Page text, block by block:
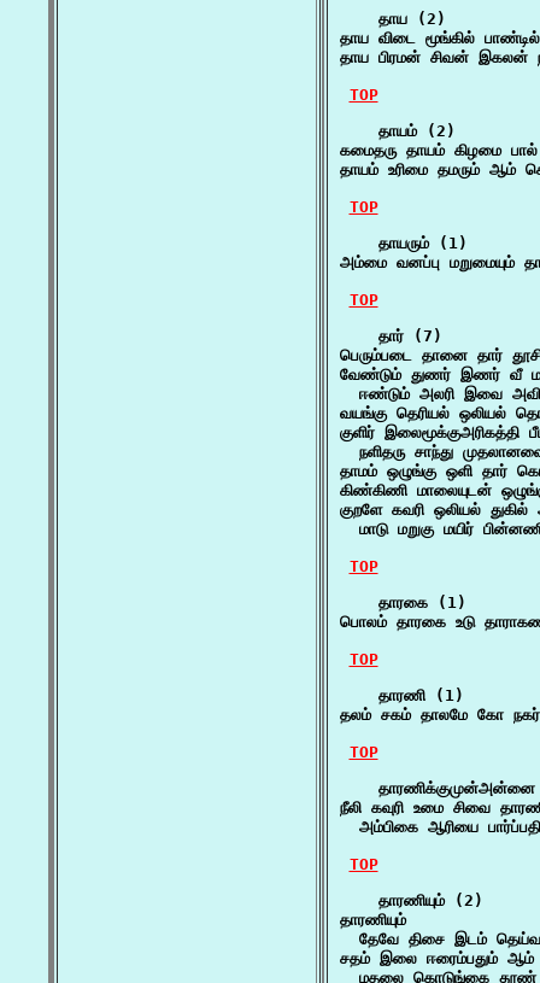
    தாய (2)
தாய விடை மூங்கில்
தாய பிரமன் சிவன்
TOP
    தாயம் (2)
கமைதரு தாயம் கிழமை
தாயம் உரிமை தமரும்
TOP
    தாயரும் (1)
அம்மை வனப்பு மறுமையும்
TOP
    தார் (7)
பெரும்படை தானை தார்
வேண்டும் துணர் இணர் வீ
ஈண்டும் அலரி இவை
வயங்கு தெரியல் ஒலியல்
குளிர்
நளிதரு சாந்து
தாமம் ஒழுங்கு ஒளி தார்
கிண்கிணி மாலையுடன்
குறளே கவரி ஒலியல் துகில்
மாடு மறுகு மயிர்
TOP
    தாரகை (1)
பொலம் தாரகை உடு
TOP
    தாரணி (1)
தலம் சகம் தாலமே கோ
TOP
தாரணிக்குமுன்அன்னை
நீலி கவுரி உமை சிவை
அம்பிகை ஆரியை
TOP
    தாரணியும் (2)
தாரணியும்
தேவே திசை இடம்
சதம் இலை ஈரைம்பதும் ஆம்
மதலை கொடுங்கை தூண்